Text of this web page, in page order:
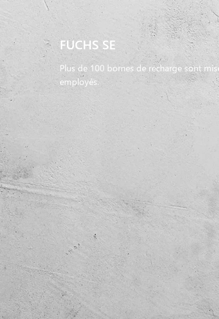
FUCHS SE
Plus de 100 bornes de recharge sont
employés.